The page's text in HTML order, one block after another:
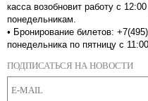
касса возобновит работу с
понедельникам.
• Бронирование билетов:
понедельника по пятницу с
ПОДПИСАТЬСЯ НА НОВОСТИ